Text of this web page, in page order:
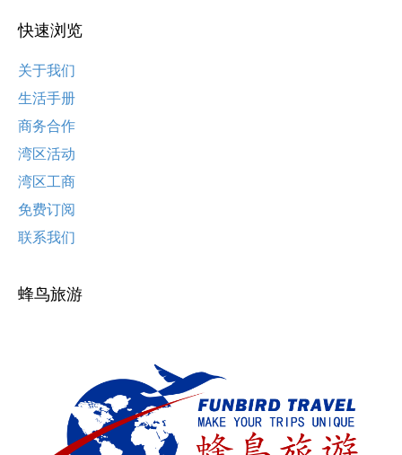
快速浏览
关于我们
生活手册
商务合作
湾区活动
湾区工商
免费订阅
联系我们
蜂鸟旅游